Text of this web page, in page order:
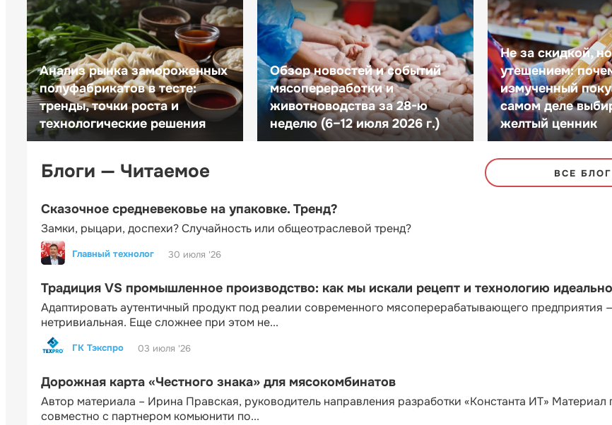
Анализ рынка замороженных
полуфабрикатов в тесте:
тренды, точки роста и
технологические решения
Обзор новостей и событий
мясопереработки и
животноводства за 28-ю
неделю (6–12 июля 2026 г.)
Не за скидкой,
утешением:
измученный
самом деле
желтый ценник
Блоги — Читаемое ВСЕ
Сказочное средневековье на упаковке. Тренд?
Замки, рыцари, доспехи? Случайность или общеотраслевой тренд?
Главный технолог 30 июля '26
Традиция VS промышленное производство: как мы искали рецепт и технологию
Адаптировать аутентичный продукт под реалии современного мясоперерабатывающего предприятия
нетривиальная. Еще сложнее при этом не...
ГК Тэкспро 03 июля '26
Дорожная карта «Честного знака» для мясокомбинатов
Автор материала – Ирина Правская, руководитель направления разработки «Константа ИТ» Материал
совместно с партнером комьюнити по...